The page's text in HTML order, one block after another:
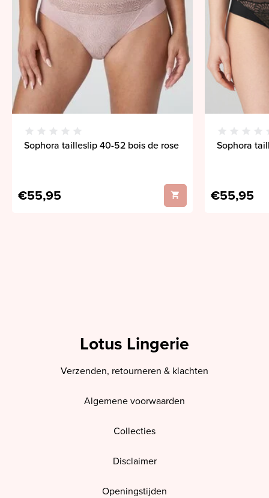
Sophora tailleslip 40-52 bois de rose
€55,95
Sophora
€55,95
Lotus Lingerie
Verzenden, retourneren & klachten
Algemene voorwaarden
Collecties
Disclaimer
Openingstijden